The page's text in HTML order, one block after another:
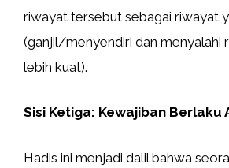
riwayat tersebut sebagai riwayat
(ganjil/menyendiri dan menyalahi
lebih kuat).
Sisi Ketiga: Kewajiban Berlaku
Hadis ini menjadi dalil bahwa